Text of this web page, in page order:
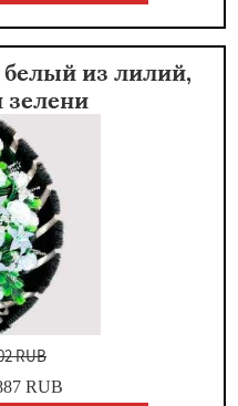
из лилий,
зелени
RUB
RUB